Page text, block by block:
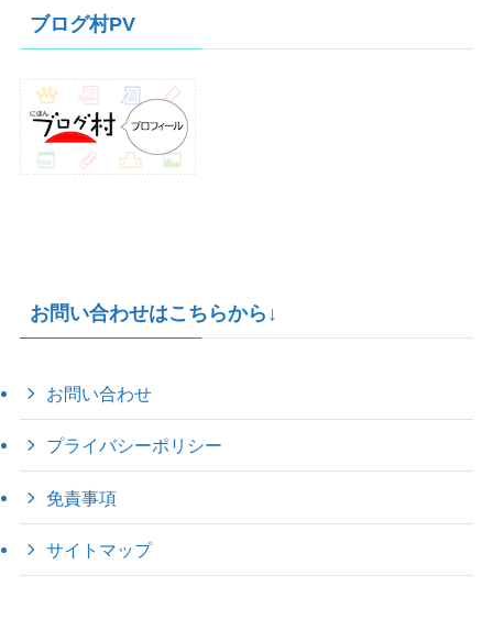
ブ
ブログ村PV
お問い合わせはこちらから↓
お問い合わせ
プライバシーポリシー
免責事項
サイトマップ